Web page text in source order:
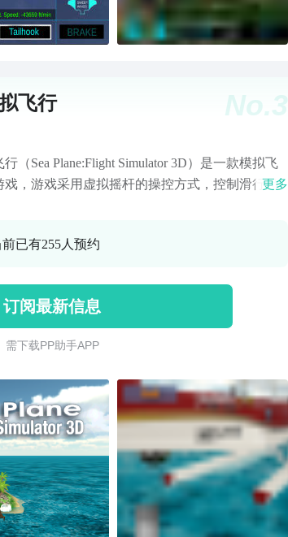
No.3
飞行
（Sea Plane:Flight Simulator 3D）是一款模拟飞
戏，游戏采用虚拟摇杆的操控方式，控制滑行起
满了真实感，喜欢模拟飞行游戏的朋友们可以来
更多
已有255人预约
订阅最新信息
需 下 载 P P 助 手 A P P